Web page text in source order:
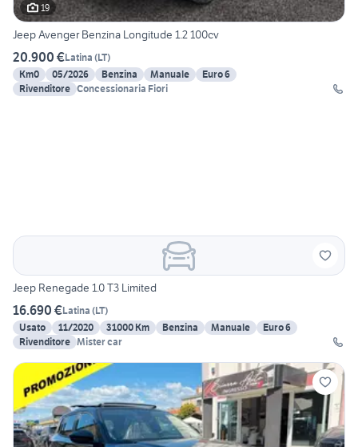
19
Jeep Avenger Benzina Longitude 1.2 100cv
20.900 €Latina (LT)
Km0
05/2026 Benzina Manuale
Euro 6
Rivenditore Concessionaria Fiori
Jeep Renegade 1.0 T3 Limited
16.690 €Latina (LT)
Usato
11/2020 31000 Km Benzina Manuale
Euro 6
Rivenditore Mister car